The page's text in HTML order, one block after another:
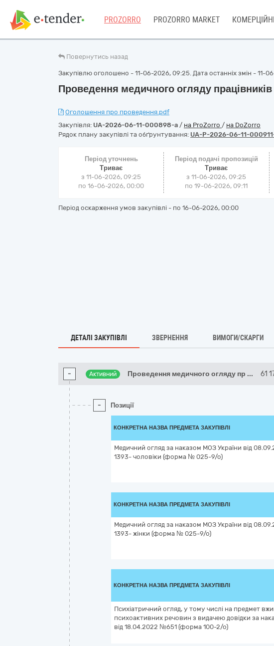
PROZORRO PROZORRO MARKET
Повернутись назад
Закупівлю оголошено - 11-06-2026, 09:25. Дата останніх змін - 11-
Проведення медичного огляду працівників
Оголошення про проведення.pdf
Закупівля: UA-2026-06-11-000898-a / на ProZorro / на DoZorro
Рядок плану закупівлі та обґрунтування: UA-P-2026-06-11-
Період уточнень
Триває
з 11-06-2026, 09:25
по 16-06-2026, 00:00
Період подачі пропозицій
Триває
з 11-06-2026, 09:25
по 19-06-2026, 09:11
Період оскарження умов закупівлі - по 16-06-2026, 00:00
ДЕТАЛІ ЗАКУПІВЛІ ЗВЕРНЕННЯ ВИМОГИ/СКАРГИ
- Активний Проведення медичного огляду пр ... 61
- Позиції
КОНКРЕТНА НАЗВА ПРЕДМЕТА ЗАКУПІВЛІ
Медичний огляд за наказом МОЗ України від
1393- чоловіки (форма № 025-9/о)
КОНКРЕТНА НАЗВА ПРЕДМЕТА ЗАКУПІВЛІ
Медичний огляд за наказом МОЗ України від
1393- жінки (форма № 025-9/о)
КОНКРЕТНА НАЗВА ПРЕДМЕТА ЗАКУПІВЛІ
Психіатричний огляд, у тому числі на предмет
психоактивних речовин з видачею довідки за
від 18.04.2022 №651 (форма 100-2/о)